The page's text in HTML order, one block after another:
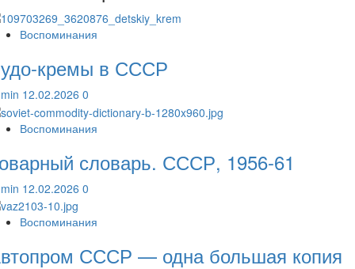
Воспоминания
кремы в СССР
12.02.2026 0
Воспоминания
словарь. СССР, 1956-61
12.02.2026 0
Воспоминания
СССР — одна большая копия